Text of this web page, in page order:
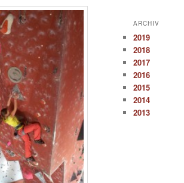
ARCHIV
2019
2018
2017
2016
2015
2014
2013